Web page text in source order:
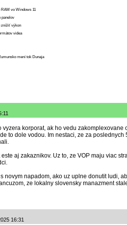
vo Windows 11
panelov
znížiť výkon
videa
mení tok Dunaja
korporat, ak ho vedu zakomplexovane
to dole vodou. Im nestaci, ze za poslednych
aj zakaznikov. Uz to, ze VOP maju viac
novym napadom, ako uz uplne donutit ludi,
ze lokalny slovensky manazment
16:31